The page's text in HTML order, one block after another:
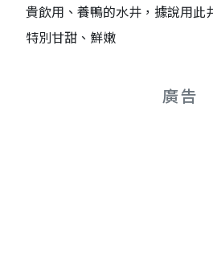
貴飲用、養鴨的水井，據說用此
特別甘甜、鮮嫩
廣告